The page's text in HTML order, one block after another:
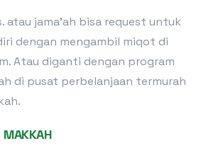
atau jama’ah bisa request untuk
dengan mengambil miqot di
Atau diganti dengan program
di pusat perbelanjaan termurah
MAKKAH